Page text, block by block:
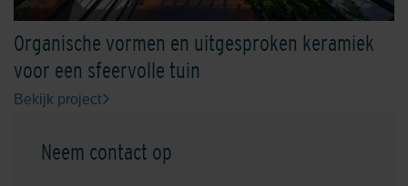
Organische vormen en uitgesproken keramiek
voor een sfeervolle tuin
Bekijk project
Neem contact op